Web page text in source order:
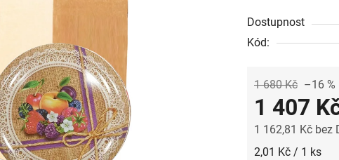
Dostupnost
Kód:
1 680 Kč –16 %
1 407
1 162,81 Kč bez
Měrná cena:
2,01 Kč / 1 ks